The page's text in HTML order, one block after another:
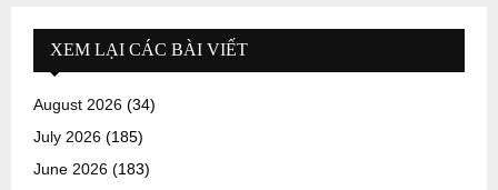
XEM LẠI CÁC BÀI VIẾT
August 2026 (34)
July 2026 (185)
June 2026 (183)